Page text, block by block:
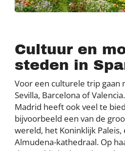
Cultuur en
steden in
Voor een culturele trip gaan
Sevilla, Barcelona of
Madrid heeft ook veel te
bijvoorbeeld een van de
wereld, het Koninklijk
Almudena-kathedraal. Op